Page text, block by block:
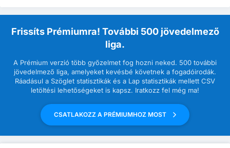
Frissíts Prémiumra! További 500 jövedelmező
liga.
A Prémium verzió több győzelmet fog hozni neked. 500 további
jövedelmező liga, amelyeket kevésbé követnek a fogadóirodák.
Ráadásul a Szöglet statisztikák és a Lap statisztikák mellett CSV
letöltési lehetőségeket is kapsz. Iratkozz fel még ma!
CSATLAKOZZ A PRÉMIUMHOZ MOST